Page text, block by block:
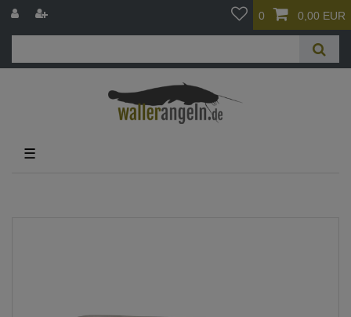
0 0,00 EUR
☰